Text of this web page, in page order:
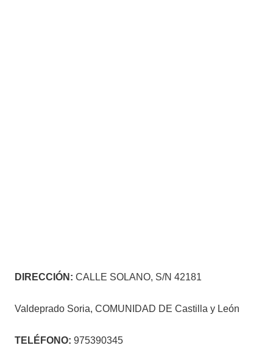
DIRECCIÓN: CALLE SOLANO, S/N 42181
Valdeprado Soria, COMUNIDAD DE Castilla y León
TELÉFONO: 975390345